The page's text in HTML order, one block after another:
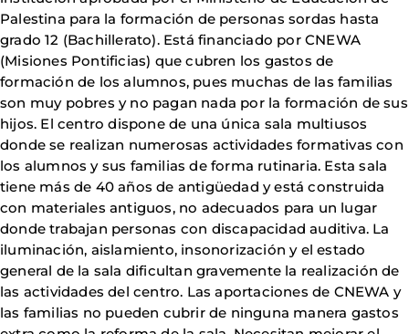
Palestina para la formación de personas sordas hasta
grado 12 (Bachillerato). Está financiado por CNEWA
(Misiones Pontificias) que cubren los gastos de
formación de los alumnos, pues muchas de las familias
son muy pobres y no pagan nada por la formación de sus
hijos. El centro dispone de una única sala multiusos
donde se realizan numerosas actividades formativas con
los alumnos y sus familias de forma rutinaria. Esta sala
tiene más de 40 años de antigüedad y está construida
con materiales antiguos, no adecuados para un lugar
donde trabajan personas con discapacidad auditiva. La
iluminación, aislamiento, insonorización y el estado
general de la sala dificultan gravemente la realización de
las actividades del centro. Las aportaciones de CNEWA y
las familias no pueden cubrir de ninguna manera gastos